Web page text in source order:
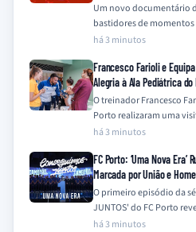
Um novo documentário
bastidores de
destaque para a emotiva
há 3 minutos
Francesco Farioli e
Alegria à Ala Pediátrica
O treinador Francesco
Porto realizaram uma
São João,…
há 3 minutos
FC Porto: ‘Uma Nova Era’
Marcada por União e
O primeiro episódio da
JUNTOS' do FC Porto
31.º Campeonato
há 3 minutos